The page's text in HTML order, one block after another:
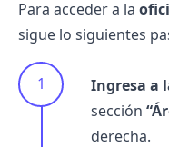
Para acceder a la
sigue lo siguientes
Ingresa a
sección
derecha.